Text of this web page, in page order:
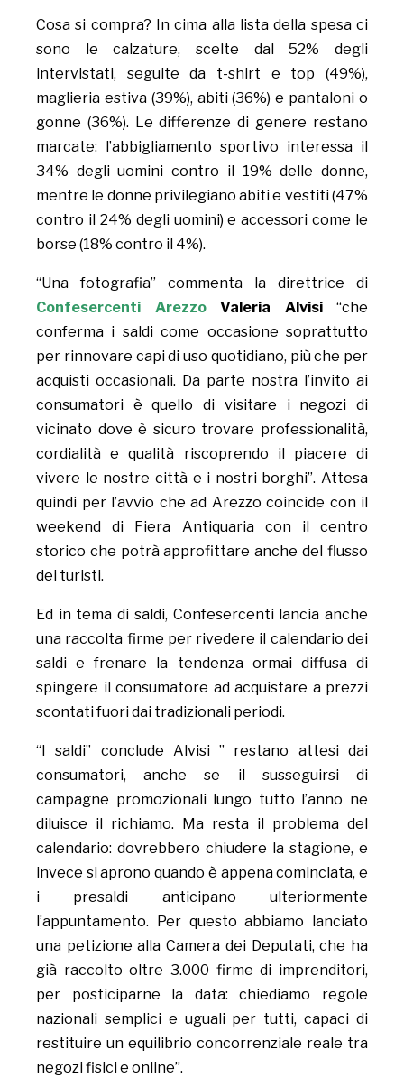
Cosa si compra? In cima alla lista della spesa ci
sono le calzature, scelte dal 52% degli
intervistati, seguite da t-shirt e top (49%),
maglieria estiva (39%), abiti (36%) e pantaloni o
gonne (36%). Le differenze di genere restano
marcate: l’abbigliamento sportivo interessa il
34% degli uomini contro il 19% delle donne,
mentre le donne privilegiano abiti e vestiti (47%
contro il 24% degli uomini) e accessori come le
borse (18% contro il 4%).
“Una fotografia” commenta la direttrice di
Confesercenti Arezzo
Valeria Alvisi“che
conferma i saldi come occasione soprattutto
per rinnovare capi di uso quotidiano, più che per
acquisti occasionali. Da parte nostra l’invito ai
consumatori è quello di visitare i negozi di
vicinato dove è sicuro trovare professionalità,
cordialità e qualità riscoprendo il piacere di
vivere le nostre città e i nostri borghi”. Attesa
quindi per l’avvio che ad Arezzo coincide con il
weekend di Fiera Antiquaria con il centro
storico che potrà approfittare anche del flusso
dei turisti.
Ed in tema di saldi, Confesercenti lancia anche
una raccolta firme per rivedere il calendario dei
saldi e frenare la tendenza ormai diffusa di
spingere il consumatore ad acquistare a prezzi
scontati fuori dai tradizionali periodi.
“I saldi” conclude Alvisi ” restano attesi dai
consumatori, anche se il susseguirsi di
campagne promozionali lungo tutto l’anno ne
diluisce il richiamo. Ma resta il problema del
calendario: dovrebbero chiudere la stagione, e
invece si aprono quando è appena cominciata, e
i presaldi anticipano ulteriormente
l’appuntamento. Per questo abbiamo lanciato
una petizione alla Camera dei Deputati, che ha
già raccolto oltre 3.000 firme di imprenditori,
per posticiparne la data: chiediamo regole
nazionali semplici e uguali per tutti, capaci di
restituire un equilibrio concorrenziale reale tra
negozi fisici e online”.